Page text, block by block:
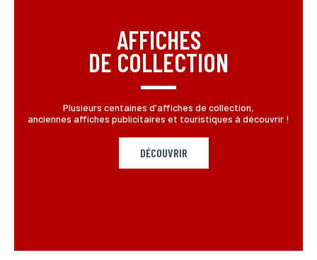
AFFICHES
DE COLLECTION
Plusieurs centaines d'affiches de collection,
anciennes affiches publicitaires et touristiques à découvrir !
DÉCOUVRIR